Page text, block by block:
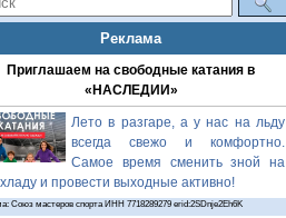
Реклама
Приглашаем на свободные катания в
«НАСЛЕДИИ»
Лето в разгаре, а у нас на льду
всегда свежо и комфортно.
Самое время сменить зной на
и провести выходные активно!
Союз мастеров спорта ИНН 7718289279 erid:2SDnje2Eh6K